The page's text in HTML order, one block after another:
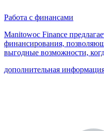
Работа с финансами
Manitowoc Finance
финансирования,
выгодные возможности,
дополнительная